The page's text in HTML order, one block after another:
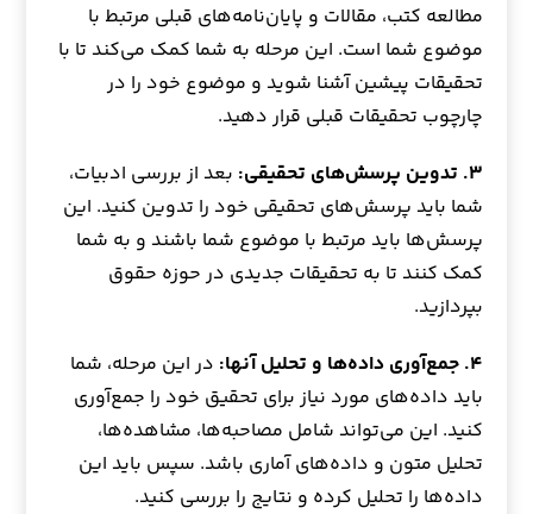
مطالعه کتب، مقالات و پایان‌نامه‌های قبلی مرتبط با
موضوع شما است. این مرحله به شما کمک می‌کند تا با
تحقیقات پیشین آشنا شوید و موضوع خود را در
چارچوب تحقیقات قبلی قرار دهید.
۳. تدوین پرسش‌های تحقیقی:
بعد از بررسی ادبیات،
شما باید پرسش‌های تحقیقی خود را تدوین کنید. این
پرسش‌ها باید مرتبط با موضوع شما باشند و به شما
کمک کنند تا به تحقیقات جدیدی در حوزه حقوق
بپردازید.
۴. جمع‌آوری داده‌ها و تحلیل آنها:
در این مرحله، شما
باید داده‌های مورد نیاز برای تحقیق خود را جمع‌آوری
کنید. این می‌تواند شامل مصاحبه‌ها، مشاهده‌ها،
تحلیل متون و داده‌های آماری باشد. سپس باید این
داده‌ها را تحلیل کرده و نتایج را بررسی کنید.